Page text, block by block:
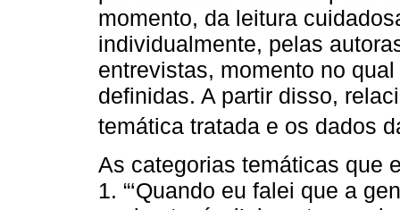
momento, da leitura
individualmente, pelas
entrevistas, momento no
definidas. A partir disso,
temática tratada e os dados
As categorias temáticas que
1. “‘Quando eu falei que a